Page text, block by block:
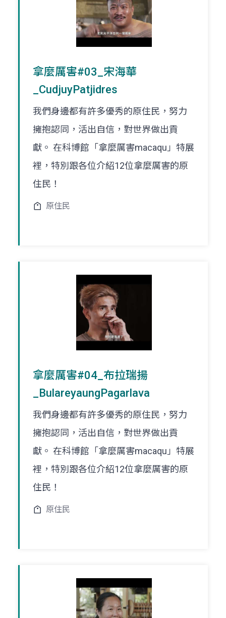
拿麼厲害#03_宋海華
_CudjuyPatjidres
我們身邊都有許多優秀的原住民，努力
擁抱認同，活出自信，對世界做出貢
獻。 在科博館「拿麼厲害macaqu」特展
裡，特別跟各位介紹12位拿麼厲害的原
住民！
原住民
拿麼厲害#04_布拉瑞揚
_BulareyaungPagarlava
我們身邊都有許多優秀的原住民，努力
擁抱認同，活出自信，對世界做出貢
獻。 在科博館「拿麼厲害macaqu」特展
裡，特別跟各位介紹12位拿麼厲害的原
住民！
原住民